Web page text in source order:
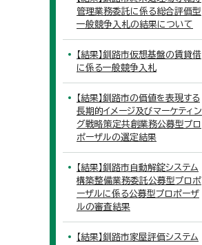
管理業務委託に係る総合評価型
一般競争入札の結果について
【結果】釧路市仮想基盤の賃貸借
に係る一般競争入札
【結果】釧路市の価値を表現する
長期的イメージ及びマーケティン
グ戦略策定共創業務公募型プロ
ポーザルの選定結果
【結果】釧路市自動解錠システム
構築整備業務委託公募型プロポ
ーザルに係る公募型プロポーザ
ルの審査結果
【結果】釧路市家屋評価システム